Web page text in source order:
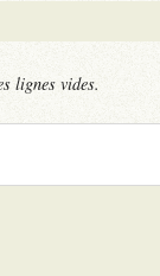
lignes vides.